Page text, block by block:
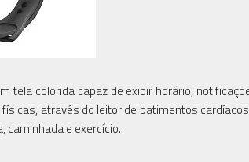
tela colorida capaz de exibir horário,
através do leitor de batimentos
caminhada e exercício.